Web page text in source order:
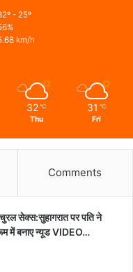
- 25º
km/h
32 ℃
Thu
31 ℃
Fri
Comments
सेक्स:सुहागरात पर पति ने
में बनाए न्यूड VIDEO…